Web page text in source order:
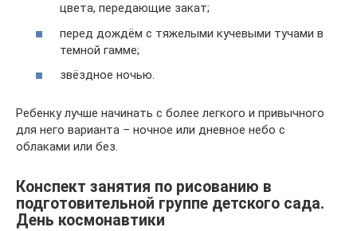
цвета, передающие закат;
перед дождём с тяжелыми кучевыми тучами в
темной гамме;
звёздное ночью.
Ребенку лучше начинать с более легкого и привычного
для него варианта – ночное или дневное небо с
облаками или без.
Конспект занятия по рисованию в
подготовительной группе детского сада.
День космонавтики